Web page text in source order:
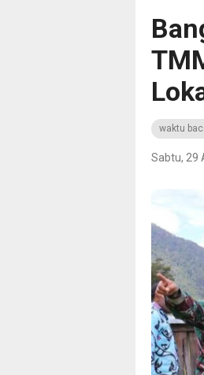
waktu
Sabtu, 29